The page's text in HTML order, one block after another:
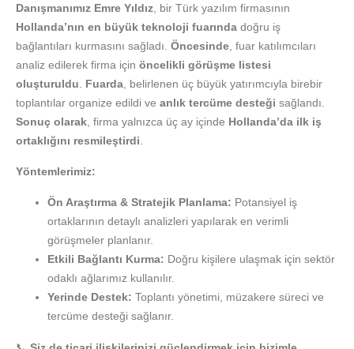
Danışmanımız Emre Yıldız , bir Türk yazılım firmasının
Hollanda’nın en büyük teknoloji fuarında doğru iş
bağlantıları kurmasını sağladı. Öncesinde , fuar katılımcıları
analiz edilerek firma için öncelikli görüşme listesi
oluşturuldu
Fuarda , belirlenen üç büyük yatırımcıyla birebir
toplantılar organize edildi ve anlık tercüme desteği sağlandı.
Sonuç olarak , firma yalnızca üç ay içinde Hollanda’da ilk iş
ortaklığını resmileştirdi
Yöntemlerimiz:
Ön Araştırma & Stratejik Planlama: Potansiyel iş
ortaklarının detaylı analizleri yapılarak en verimli
görüşmeler planlanır.
Etkili Bağlantı Kurma: Doğru kişilere ulaşmak için sektör
odaklı ağlarımız kullanılır.
Yerinde Destek: Toplantı yönetimi, müzakere süreci ve
tercüme desteği sağlanır.